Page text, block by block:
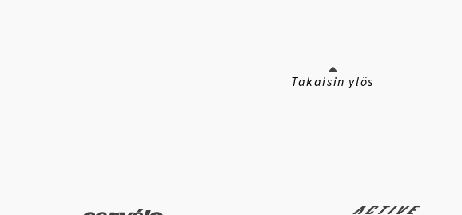
Takaisin ylös